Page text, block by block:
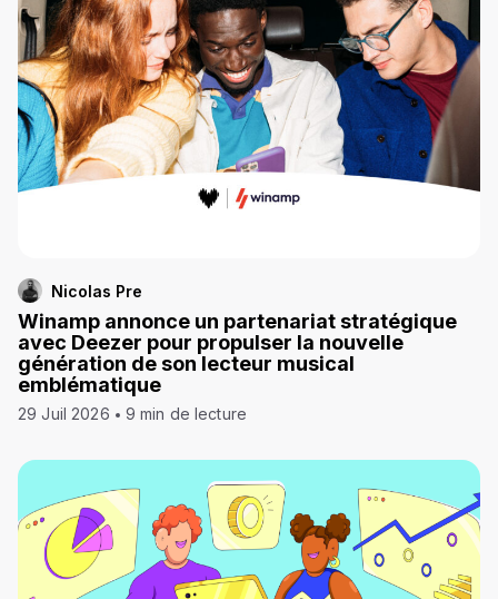
Nicolas Pre
Winamp annonce un partenariat stratégique
avec Deezer pour propulser la nouvelle
génération de son lecteur musical
emblématique
29 Juil 2026 9 min de lecture